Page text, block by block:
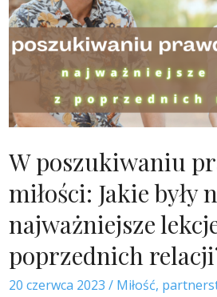
W poszukiwaniu
miłości: Jakie były
najważniejsze
poprzednich
20 czerwca 2023 / Miłość,